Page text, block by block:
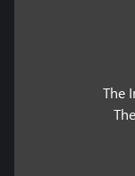
The